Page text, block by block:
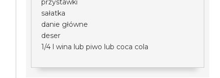
przystawki
sałatka
danie główne
deser
1/4 l wina lub piwo lub coca cola